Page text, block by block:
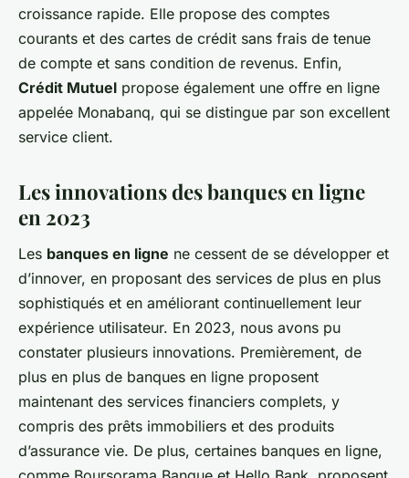
croissance rapide. Elle propose des comptes
courants et des cartes de crédit sans frais de tenue
de compte et sans condition de revenus. Enfin,
Crédit Mutuel propose également une offre en ligne
appelée Monabanq, qui se distingue par son excellent
service client.
Les innovations des banques en ligne
en 2023
Les banques en ligne ne cessent de se développer et
d’innover, en proposant des services de plus en plus
sophistiqués et en améliorant continuellement leur
expérience utilisateur. En 2023, nous avons pu
constater plusieurs innovations. Premièrement, de
plus en plus de banques en ligne proposent
maintenant des services financiers complets, y
compris des prêts immobiliers et des produits
d’assurance vie. De plus, certaines banques en ligne,